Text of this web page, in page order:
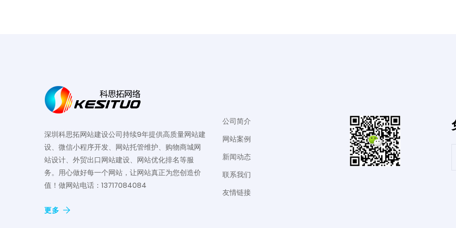
深圳科思拓网站建设公司持续9年提供高质量网站建
设、微信小程序开发、网站托管维护、购物商城网
站设计、外贸出口网站建设、网站优化排名等服
务。用心做好每一个网站，让网站真正为您创造价
值！做网站电话：13717084084
更多
公司简介
网站案例
新闻动态
联系我们
友情链接